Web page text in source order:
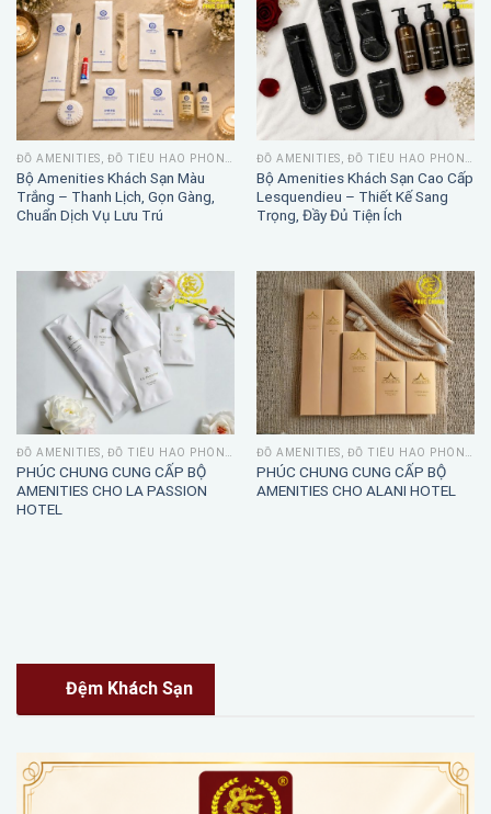
Bộ Amenities Khách Sạn Màu
Trắng – Thanh Lịch, Gọn Gàng,
Chuẩn Dịch Vụ Lưu Trú
Bộ Amenities Khách Sạn Cao Cấp
Lesquendieu – Thiết Kế Sang
Trọng, Đầy Đủ Tiện Ích
PHÚC CHUNG CUNG CẤP BỘ
AMENITIES CHO LA PASSION
HOTEL
PHÚC CHUNG CUNG CẤP BỘ
AMENITIES CHO ALANI HOTEL
Đệm Khách Sạn